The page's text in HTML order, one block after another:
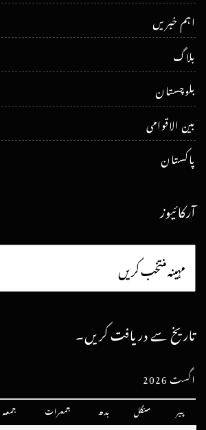
اہم خبریں
بلاگ
بلوچستان
بین الاقوامی
پاکستان
آرکائیوز
تاریخ سے دریافت کریں۔
اگست 2026
پیر منگل بدھ جمعرات جمعہ